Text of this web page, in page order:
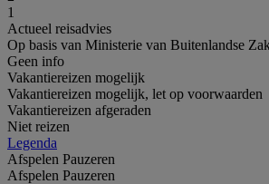
1
Actueel reisadvies
Op basis van Ministerie van Buitenlandse
Geen info
Vakantiereizen mogelijk
Vakantiereizen mogelijk, let op voorwaarden
Vakantiereizen afgeraden
Niet reizen
Legenda
Afspelen Pauzeren
Afspelen Pauzeren